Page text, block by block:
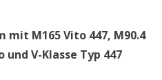
mit M165 Vito 447, M90.4
und V-Klasse Typ 447